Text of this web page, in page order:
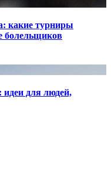
какие турниры
болельщиков
для людей,